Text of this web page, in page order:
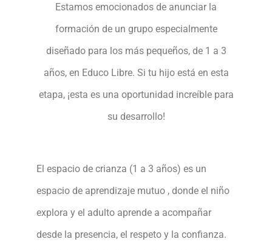
Estamos emocionados de anunciar la
formación de un grupo especialmente
diseñado para los más pequeños, de 1 a 3
años, en Educo Libre. Si tu hijo está en esta
etapa, ¡esta es una oportunidad increíble para
su desarrollo!
El espacio de crianza (1 a 3 años) es un
espacio de aprendizaje mutuo , donde el niño
explora y el adulto aprende a acompañar
desde la presencia, el respeto y la confianza.